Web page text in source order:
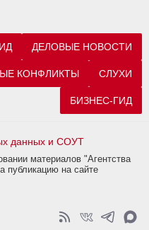
ДЕЛОВЫЕ НОВОСТИ
КОНФЛИКТЫ СЛУХИ
БИЗНЕС-ГИД
данных и СОУТ
материалов "Агентства
публикацию на сайте